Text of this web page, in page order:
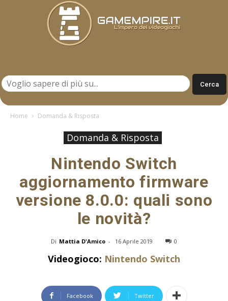
Home Domanda & Risposta
Domanda & Risposta
Nintendo Switch
aggiornamento firmware
versione 8.0.0: quali sono
le novità?
Di Mattia D'Amico - 16 Aprile 2019 0
Videogioco: Nintendo Switch
Facebook Twitter